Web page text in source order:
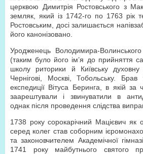
церквою Димитрія Ростовського з
земляк, який із 1742-го по 1763 рік
Ростовським, досі залишається
його канонізовано.
Уродженець Володимира-
(таким було його ім’я до прийняття
школу риторики й Київську
Чернігові, Москві, Тобольську. Брав
експедиції Вітуса Беринга, в якій
заарештували і звинуватили в
однак після проведення слідства
1738 року сорокарічний Мацієвич як
серед колег став соборним
та законовчителем Академічної
1741 року майбутнього святого